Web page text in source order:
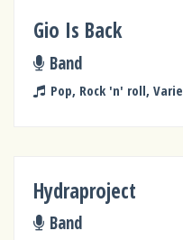
Gio Is Back
Band
Pop, Rock 'n' roll, Varie
Hydraproject
Band